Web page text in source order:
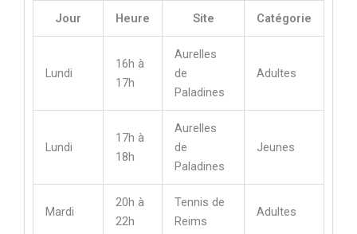
Jour Heure Site Catégorie
Lundi
16h à
17h
Aurelles
de
Paladines
Adultes
Lundi
17h à
18h
Aurelles
de
Paladines
Jeunes
Mardi
20h à
22h
Tennis de
Reims
Adultes